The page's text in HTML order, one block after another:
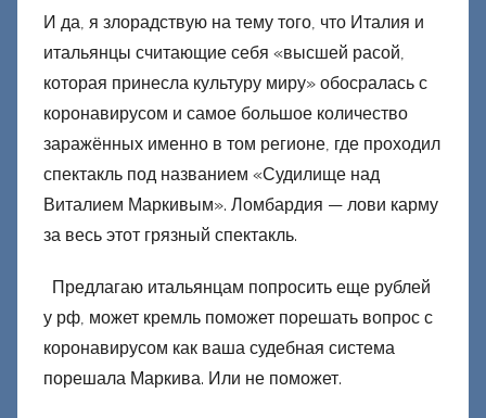
И да, я злорадствую на тему того, что Италия и
итальянцы считающие себя «высшей расой,
которая принесла культуру миру» обосралась с
коронавирусом и самое большое количество
заражённых именно в том регионе, где проходил
спектакль под названием «Судилище над
Виталием Маркивым». Ломбардия — лови карму
за весь этот грязный спектакль.
Предлагаю итальянцам попросить еще рублей
у рф, может кремль поможет порешать вопрос с
коронавирусом как ваша судебная система
порешала Маркива. Или не поможет.